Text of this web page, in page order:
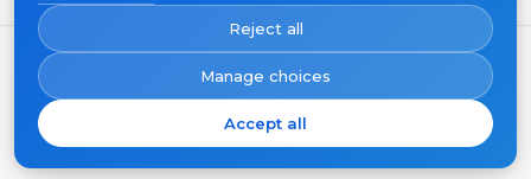
Reject all
Manage choices
Accept all